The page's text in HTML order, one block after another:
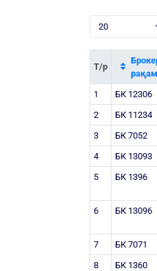
Т/р
1 БК 12306
2
БК 11234
3
БК 7052
4
БК 13093
5
БК 1396
6 БК 13096
7 БК 7071
8
БК 1360